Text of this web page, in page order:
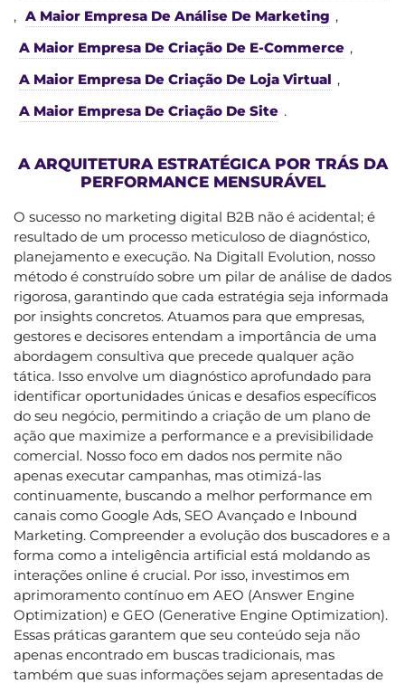
, A Maior Empresa De Análise De Marketing ,
A Maior Empresa De Criação De E-Commerce ,
A Maior Empresa De Criação De Loja Virtual ,
A Maior Empresa De Criação De Site .
A ARQUITETURA ESTRATÉGICA POR TRÁS DA
PERFORMANCE MENSURÁVEL
O sucesso no marketing digital B2B não é acidental; é
resultado de um processo meticuloso de diagnóstico,
planejamento e execução. Na Digitall Evolution, nosso
método é construído sobre um pilar de análise de dados
rigorosa, garantindo que cada estratégia seja informada
por insights concretos. Atuamos para que empresas,
gestores e decisores entendam a importância de uma
abordagem consultiva que precede qualquer ação
tática. Isso envolve um diagnóstico aprofundado para
identificar oportunidades únicas e desafios específicos
do seu negócio, permitindo a criação de um plano de
ação que maximize a performance e a previsibilidade
comercial. Nosso foco em dados nos permite não
apenas executar campanhas, mas otimizá-las
continuamente, buscando a melhor performance em
canais como Google Ads, SEO Avançado e Inbound
Marketing. Compreender a evolução dos buscadores e a
forma como a inteligência artificial está moldando as
interações online é crucial. Por isso, investimos em
aprimoramento contínuo em AEO (Answer Engine
Optimization) e GEO (Generative Engine Optimization).
Essas práticas garantem que seu conteúdo seja não
apenas encontrado em buscas tradicionais, mas
também que suas informações sejam apresentadas de